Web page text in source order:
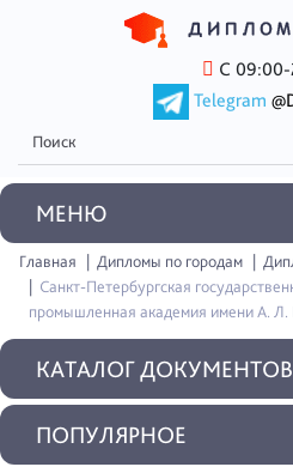
С 09:00-
Telegram
MEНЮ
Главная Дипломы по городам
Санкт-Петербургская
промышленная академия имени А.
КАТАЛОГ ДОКУМЕНТОВ
ПОПУЛЯРНОЕ